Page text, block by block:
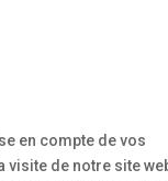
en compte de vos
visite de notre site